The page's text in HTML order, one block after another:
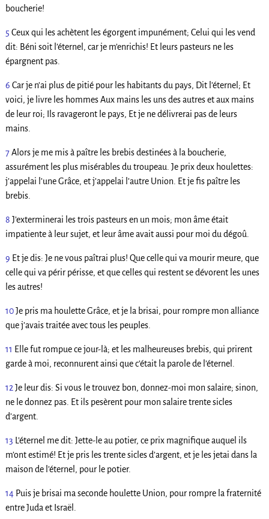
boucherie!
5 Ceux qui les achètent les égorgent impunément; Celui qui les vend
dit: Béni soit l’éternel, car je m’enrichis! Et leurs pasteurs ne les
épargnent pas.
6 Car je n’ai plus de pitié pour les habitants du pays, Dit l’éternel; Et
voici, je livre les hommes Aux mains les uns des autres et aux mains
de leur roi; Ils ravageront le pays, Et je ne délivrerai pas de leurs
mains.
7Alors je me mis à paître les brebis destinées à la boucherie,
assurément les plus misérables du troupeau. Je prix deux houlettes:
j’appelai l’une Grâce, et j’appelai l’autre Union. Et je fis paître les
brebis.
8 J’exterminerai les trois pasteurs en un mois; mon âme était
impatiente à leur sujet, et leur âme avait aussi pour moi du dégoû.
9 Et je dis: Je ne vous paîtrai plus! Que celle qui va mourir meure, que
celle qui va périr périsse, et que celles qui restent se dévorent les unes
les autres!
10Je pris ma houlette Grâce, et je la brisai, pour rompre mon alliance
que j’avais traitée avec tous les peuples.
11 Elle fut rompue ce jour-là; et les malheureuses brebis, qui prirent
garde à moi, reconnurent ainsi que c’était la parole de l’éternel.
12 Je leur dis: Si vous le trouvez bon, donnez-moi mon salaire; sinon,
ne le donnez pas. Et ils pesèrent pour mon salaire trente sicles
d’argent.
13 L’éternel me dit: Jette-le au potier, ce prix magnifique auquel ils
m’ont estimé! Et je pris les trente sicles d’argent, et je les jetai dans la
maison de l’éternel, pour le potier.
14Puis je brisai ma seconde houlette Union, pour rompre la fraternité
entre Juda et Israël.